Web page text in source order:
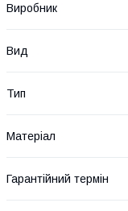
Виробник
Вид
Тип
Матеріал
Гарантійний термін